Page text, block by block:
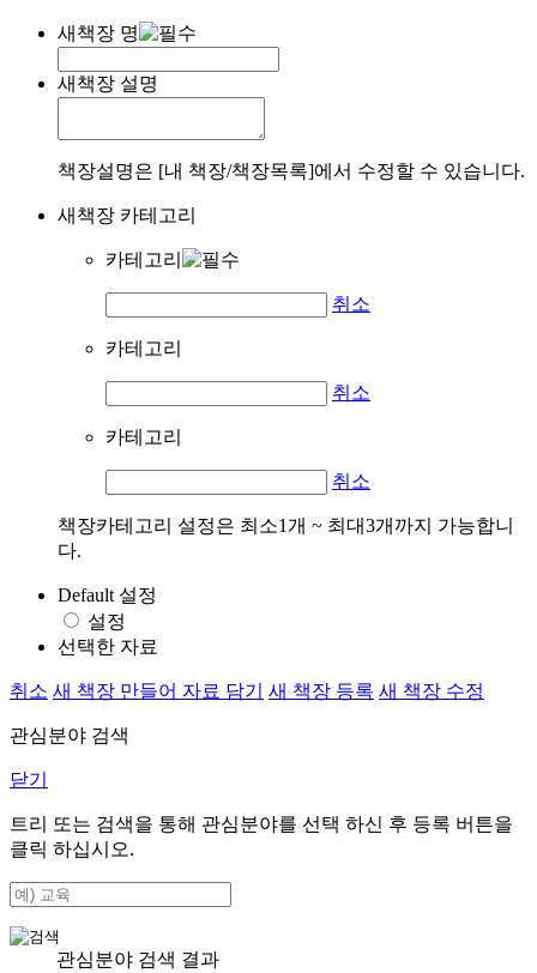
새책장 명
새책장 설명
책장설명은 [내 책장/책장목록]에서 수정할 수 있습니다.
새책장 카테고리
카테고리
취소
카테고리
취소
카테고리
취소
책장카테고리 설정은 최소1개 ~ 최대3개까지 가능합니
다.
Default 설정
설정
선택한 자료
취소 새 책장 만들어 자료 담기 새 책장 등록 새 책장 수정
관심분야 검색
닫기
트리 또는 검색을 통해 관심분야를 선택 하신 후 등록 버튼을
클릭 하십시오.
관심분야 검색 결과